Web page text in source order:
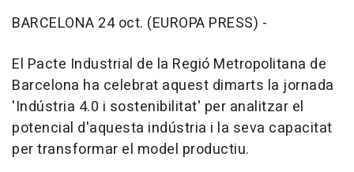
BARCELONA 24 oct. (EUROPA PRESS) -
El Pacte Industrial de la Regió Metropolitana de
Barcelona ha celebrat aquest dimarts la jornada
'Indústria 4.0 i sostenibilitat' per analitzar el
potencial d'aquesta indústria i la seva capacitat
per transformar el model productiu.